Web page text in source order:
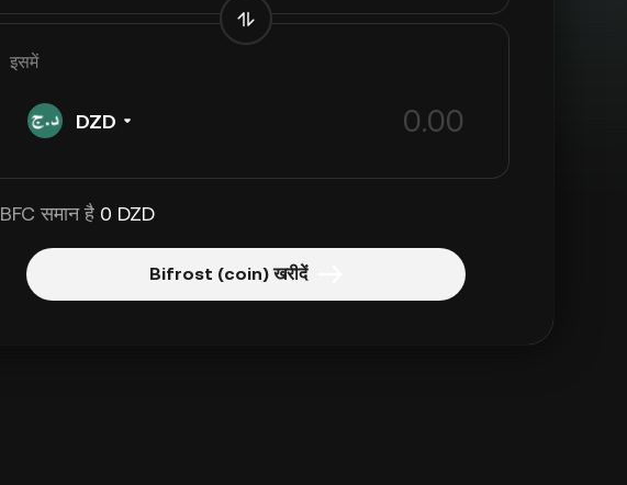
इसमें
DZD
समान है 0 DZD
Bifrost (coin) खरीदें